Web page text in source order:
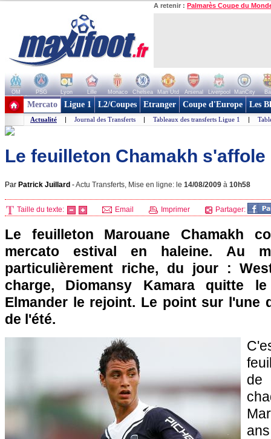
A retenir : Palmarès Coupe du
OM PSG Lyon Lille Monaco Chelsea Man Utd Arsenal Liverpool ManCity
+ de clubs
Mercato Ligue 1 L2/Coupes Etranger Coupe d'Europe Les
Actualité | Journal des Transferts | Tableaux des transferts Ligue 1 |
Le feuilleton Chamakh s'affole
Par Patrick Juillard -Actu Transferts, Mise en ligne: le 14/08/2009 à 10h58
Taille du texte: Email Imprimer Partager:
Le feuilleton Marouane Chamakh
mercato estival en haleine. Au
particulièrement riche, du jour :
charge, Diomansy Kamara quitte
Elmander le rejoint. Le point sur l'une
de l'été.
de